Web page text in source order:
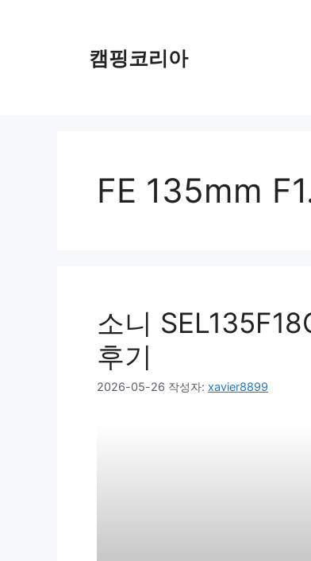
캠핑코리아
FE 135mm
소니
후기
2026-05-26 작성자: xavier8899